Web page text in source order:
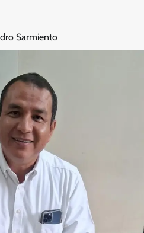
Sarmiento